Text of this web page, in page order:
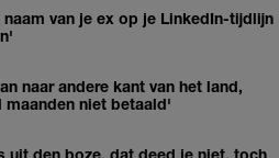
van je ex op je LinkedIn-tijdlijn
naar andere kant van het land,
maanden niet betaald'
uit den boze, dat deed je niet, toch